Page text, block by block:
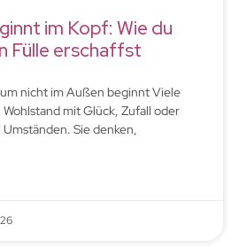
im Kopf: Wie du
Fülle erschaffst
nicht im Außen beginnt Viele
mit Glück, Zufall oder
Sie denken,